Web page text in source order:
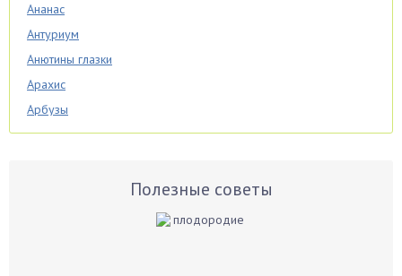
Ананас
Антуриум
Анютины глазки
Арахис
Арбузы
Аспарагус
Полезные советы